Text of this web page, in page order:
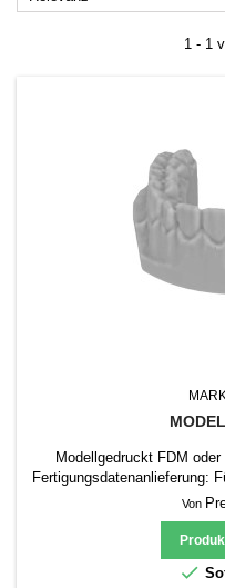
1 - 1
Modellgedruckt FDM
Fertigungsdatenanlieferung:
und laden Sie die CAD-
werden (Verwenden Sie
Von
